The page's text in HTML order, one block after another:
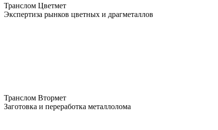
Транслом Цветмет
Экспертиза рынков цветных и драгметаллов
Транслом Втормет
Заготовка и переработка металлолома